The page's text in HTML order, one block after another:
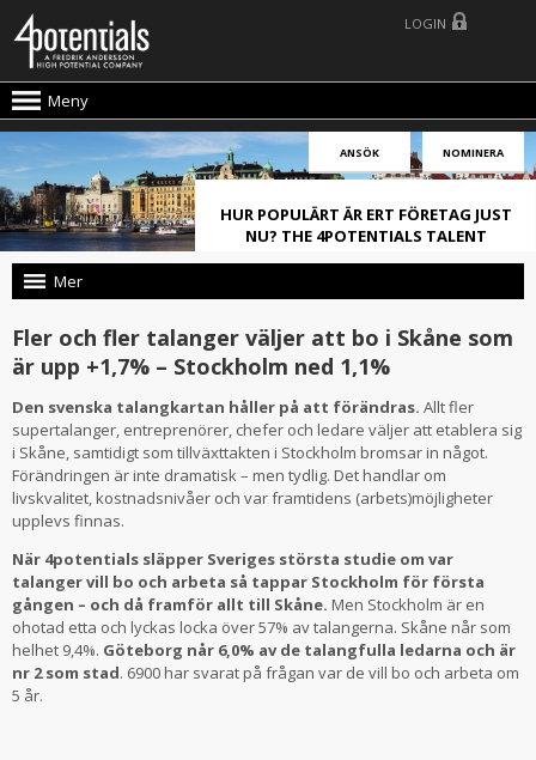
Meny
LOGIN
ANSÖK NOMINERA
HUR POPULÄRT ÄR ERT FÖRETAG JUST
NU? THE 4POTENTIALS TALENT
Mer
Fler och fler talanger väljer att bo i Skåne som
är upp +1,7% – Stockholm ned 1,1%
Den svenska talangkartan håller på att förändras. Allt fler
supertalanger, entreprenörer, chefer och ledare väljer att etablera sig
i Skåne, samtidigt som tillväxttakten i Stockholm bromsar in något.
Förändringen är inte dramatisk – men tydlig. Det handlar om
livskvalitet, kostnadsnivåer och var framtidens (arbets)möjligheter
upplevs finnas.
När 4potentials släpper Sveriges största studie om var
talanger vill bo och arbeta så tappar Stockholm för första
gången – och då framför allt till Skåne. Men Stockholm är en
ohotad etta och lyckas locka över 57% av talangerna. Skåne når som
helhet 9,4%. Göteborg når 6,0% av de talangfulla ledarna och är
nr 2 som stad. 6900 har svarat på frågan var de vill bo och arbeta om
5 år.